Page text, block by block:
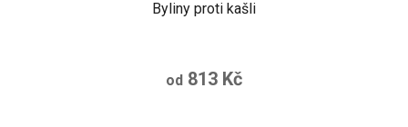
Byliny proti kašli
od 813 Kč